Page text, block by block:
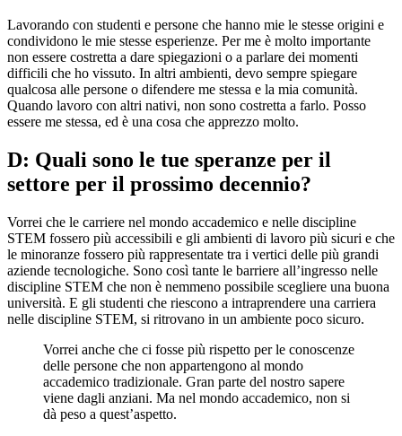
Lavorando con studenti e persone che hanno mie le stesse origini e
condividono le mie stesse esperienze. Per me è molto importante
non essere costretta a dare spiegazioni o a parlare dei momenti
difficili che ho vissuto. In altri ambienti, devo sempre spiegare
qualcosa alle persone o difendere me stessa e la mia comunità.
Quando lavoro con altri nativi, non sono costretta a farlo. Posso
essere me stessa, ed è una cosa che apprezzo molto.
D: Quali sono le tue speranze per il
settore per il prossimo decennio?
Vorrei che le carriere nel mondo accademico e nelle discipline
STEM fossero più accessibili e gli ambienti di lavoro più sicuri e che
le minoranze fossero più rappresentate tra i vertici delle più grandi
aziende tecnologiche. Sono così tante le barriere all’ingresso nelle
discipline STEM che non è nemmeno possibile scegliere una buona
università. E gli studenti che riescono a intraprendere una carriera
nelle discipline STEM, si ritrovano in un ambiente poco sicuro.
Vorrei anche che ci fosse più rispetto per le conoscenze
delle persone che non appartengono al mondo
accademico tradizionale. Gran parte del nostro sapere
viene dagli anziani. Ma nel mondo accademico, non si
dà peso a quest’aspetto.